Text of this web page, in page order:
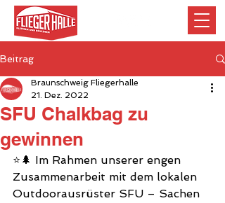
Beitrag
SFU Chalkbag zu
gewinnen
Braunschweig Fliegerhalle
21. Dez. 2022
⭐️🌲 Im Rahmen unserer engen
Zusammenarbeit mit dem lokalen
Outdoorausrüster SFU – Sachen